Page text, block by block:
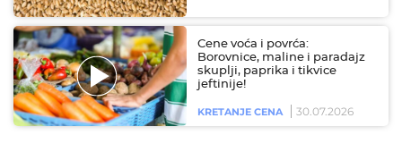
Cene voća i povrća:
Borovnice, maline i paradajz
skuplji, paprika i tikvice
jeftinije!
KRETANJE CENA 30.07.2026